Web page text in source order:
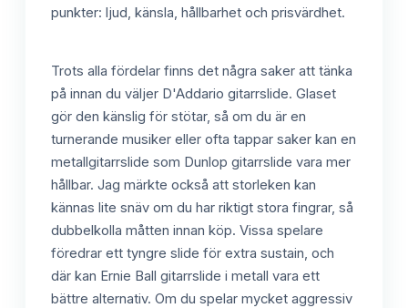
punkter: ljud, känsla, hållbarhet och prisvärdhet.
Trots alla fördelar finns det några saker att tänka
på innan du väljer D'Addario gitarrslide. Glaset
gör den känslig för stötar, så om du är en
turnerande musiker eller ofta tappar saker kan en
metallgitarrslide som Dunlop gitarrslide vara mer
hållbar. Jag märkte också att storleken kan
kännas lite snäv om du har riktigt stora fingrar, så
dubbelkolla måtten innan köp. Vissa spelare
föredrar ett tyngre slide för extra sustain, och
där kan Ernie Ball gitarrslide i metall vara ett
bättre alternativ. Om du spelar mycket aggressiv